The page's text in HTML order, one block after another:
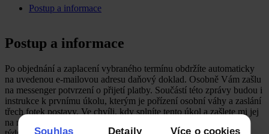
Souhlas Detaily Více o cookies
Postup a informace
Postup a informace
Po objednání a zaplacení vybraného termínu obdržíte automaticky
na uvedenou e-mailovou adresu daňový doklad. Osobně Vám zašlu
na messenger potvrzení o přijetí platby. Součástí této zprávy budou i
instrukce k prvnímu úkolu, kterým je pořízení osobní váhy a zaslání
třech fotek postavy. Ve chvíli, kdy splníte tento úkol a zašlete mi jej
na messenger, určíme termín školení, na které je čekací doba 5-6